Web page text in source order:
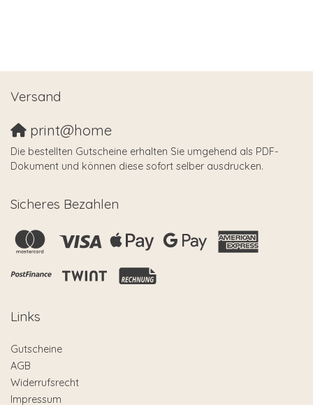
Versand
print@home
Die bestellten Gutscheine erhalten Sie umgehend als PDF-
Dokument und können diese sofort selber ausdrucken.
Sicheres Bezahlen
Links
Gutscheine
AGB
Widerrufsrecht
Impressum